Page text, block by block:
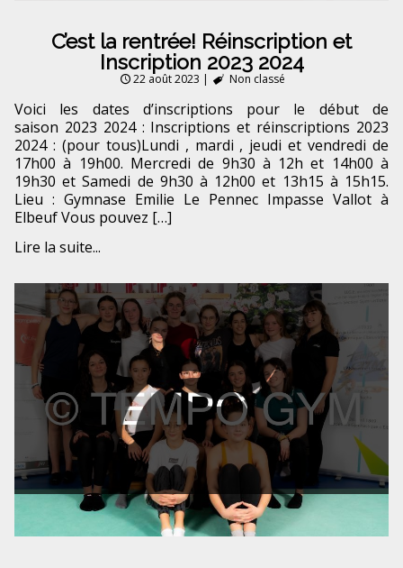
C’est la rentrée! Réinscription et
Inscription 2023 2024
22 août 2023 | Non classé
Voici les dates d’inscriptions pour le début de
saison 2023 2024 : Inscriptions et réinscriptions 2023
2024 : (pour tous)Lundi , mardi , jeudi et vendredi de
17h00 à 19h00. Mercredi de 9h30 à 12h et 14h00 à
19h30 et Samedi de 9h30 à 12h00 et 13h15 à 15h15.
Lieu : Gymnase Emilie Le Pennec Impasse Vallot à
Elbeuf Vous pouvez […]
Lire la suite...